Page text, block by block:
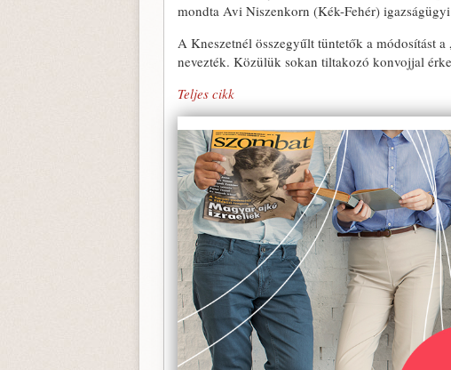
mondta Avi Niszenkorn (Kék-Fehér)
A Kneszetnél összegyűlt tüntetők a módosítást
nevezték. Közülük sokan tiltakozó konvojjal
Teljes cikk